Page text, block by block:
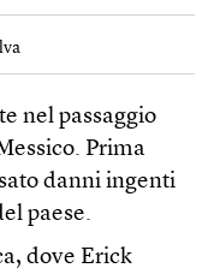
nel passaggio
Prima
danni ingenti
paese.
dove Erick